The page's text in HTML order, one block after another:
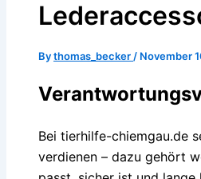
Bythomas_becker / November
Bei tierhilfe-chiemgau.de
verdienen – dazu gehört